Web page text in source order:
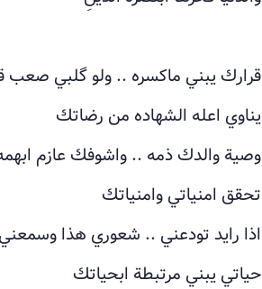
قرارك يبني ماكسره .. ولو گلبي صعب
يناوي اعله الشهاده من رضاتك
وصية والدك ذمه .. واشوفك عازم
تحقق امنياتي وامنياتك
اذا رايد تودعني .. شعوري هذا
حياتي يبني مرتبطة ابحياتك